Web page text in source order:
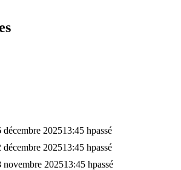
décembre 202513:45 hpassé
décembre 202513:45 hpassé
novembre 202513:45 hpassé